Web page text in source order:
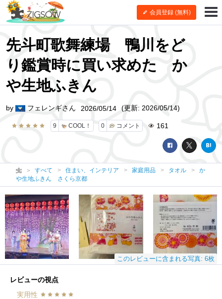
会員登録 (無料)
先斗町歌舞練場 鴨川をど
り鑑賞時に買い求めた か
や生地ふきん
9 COOL！ 0 コメント 161
by フェレンギさん 2026/05/14 (更新: 2026/05/14)
すべて 住まい、インテリア 家庭用品 タオル
か
や生地ふきん さくら京都
このレビューに含まれる写真: 6枚
レビューの視点
実用性